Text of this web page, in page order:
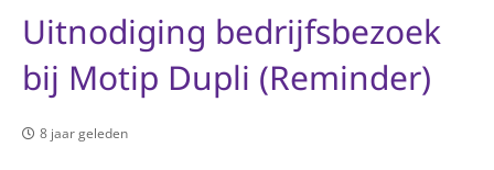
Uitnodiging bedrijfsbezoek
bij Motip Dupli (Reminder)
8 jaar geleden